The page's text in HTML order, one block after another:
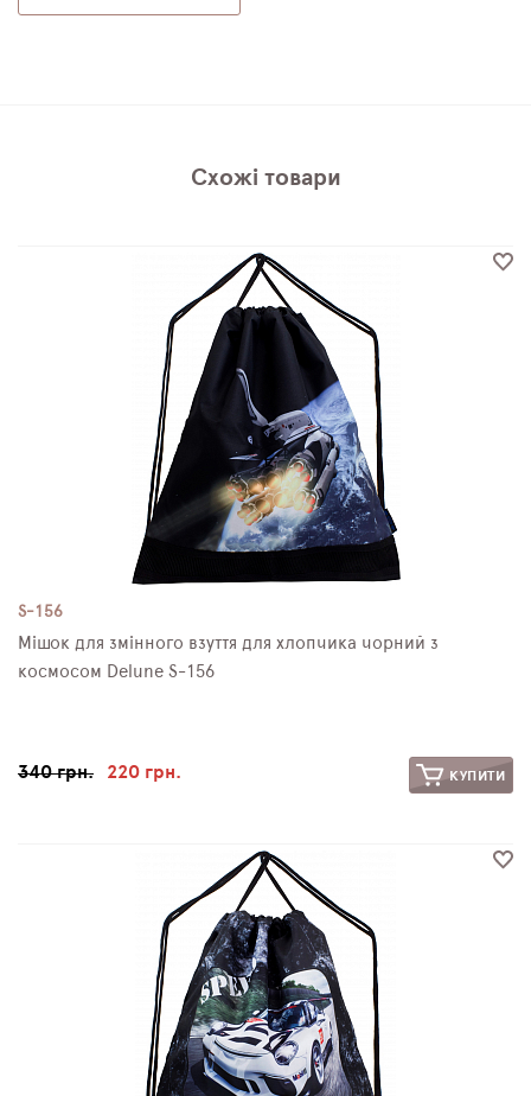
Схожі товари
S-156
Мішок для змінного взуття для хлопчика чорний з
космосом Delune S-156
340 грн. 220 грн. КУПИТИ